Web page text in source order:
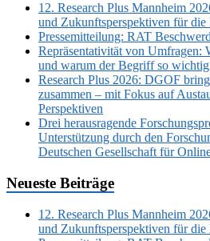
12. Research Plus Mannheim
und Zukunftsperspektiven für
Pressemitteilung: RAT
Repräsentativität von Umfragen:
und warum der Begriff so
Research Plus 2026: DGOF
zusammen – mit Fokus auf
Perspektiven
Drei herausragende
Unterstützung durch den
Deutschen Gesellschaft für
Neueste Beiträge
12. Research Plus Mannheim
und Zukunftsperspektiven für